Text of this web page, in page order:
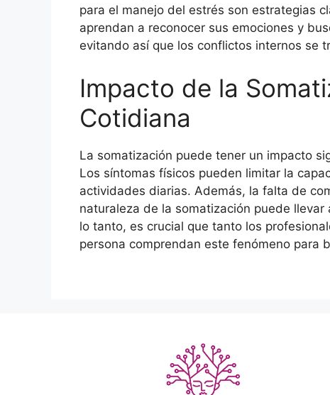
para el manejo del estrés son estrategias
aprendan a reconocer sus emociones y
evitando así que los conflictos internos se
Impacto de la
Cotidiana
La somatización puede tener un impacto
Los síntomas físicos pueden limitar la
actividades diarias. Además, la falta de
naturaleza de la somatización puede
lo tanto, es crucial que tanto los
persona comprendan este fenómeno para